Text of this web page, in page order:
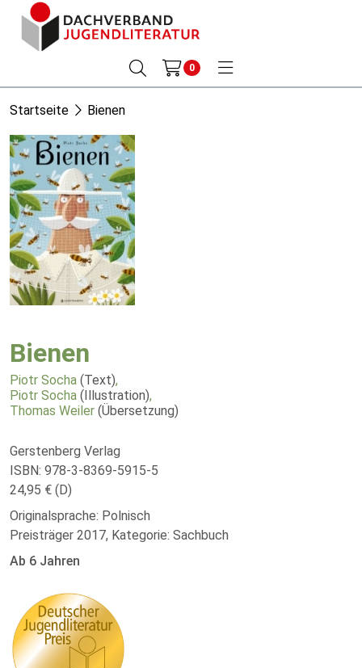
0
Startseite Bienen
Bienen
Piotr Socha (Text),
Piotr Socha (Illustration),
Thomas Weiler (Übersetzung)
Gerstenberg Verlag
ISBN: 978-3-8369-5915-5
24,95 € (D)
Originalsprache: Polnisch
Preisträger 2017, Kategorie: Sachbuch
Ab 6 Jahren